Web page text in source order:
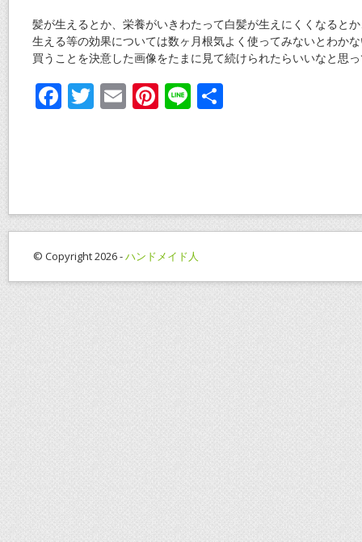
髪が生えるとか、栄養がいきわたって白髪が生えにくくなると
生える等の効果については数ヶ月根気よく使ってみないとわか
買うことを決意した画像をたまに見て続けられたらいいなと思
F
o
k
T E Pi Li
© Copyright 2026 -ハンドメイド人